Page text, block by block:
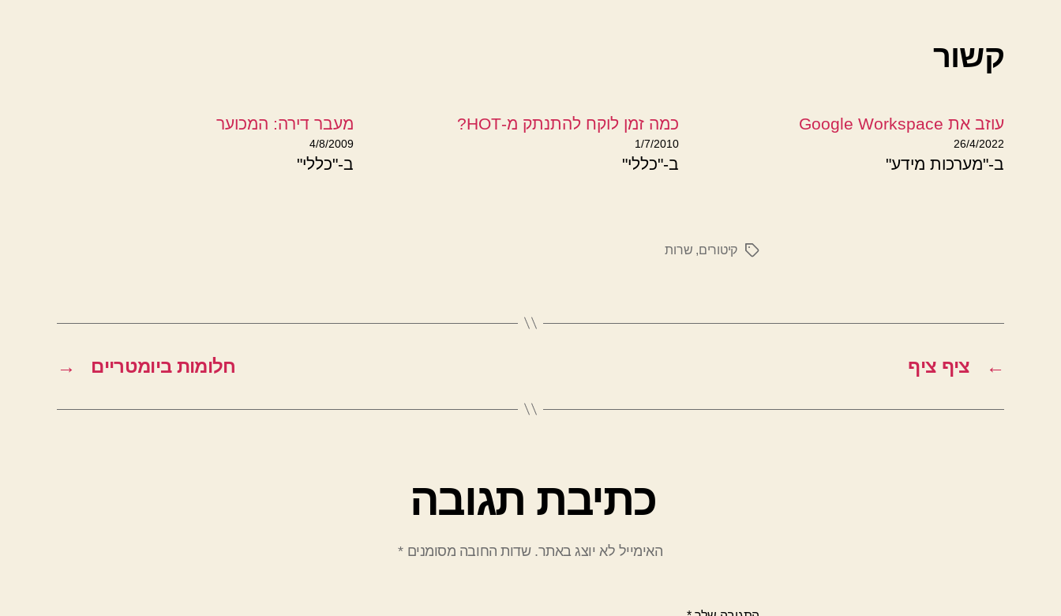
קשור
עוזב את Google Workspace
26/4/2022
ב-"מערכות מידע"
כמה זמן לוקח להתנתק מ-HOT?
1/7/2010
ב-"כללי"
מעבר דירה: המכוער
4/8/2009
ב-"כללי"
תגיותקיטורים, שרות
← ציף ציף → חלומות ביומטריים
כתיבת תגובה
האימייל לא יוצג באתר. שדות החובה מסומנים*